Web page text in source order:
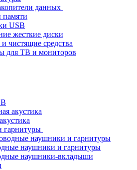
данных
памяти
USB
жесткие диски
чистящие средства
для ТВ и мониторов
акустика
наушники и гарнитуры
наушники и гарнитуры
наушники-вкладыши